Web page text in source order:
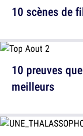
10 scènes de
10 preuves
meilleurs